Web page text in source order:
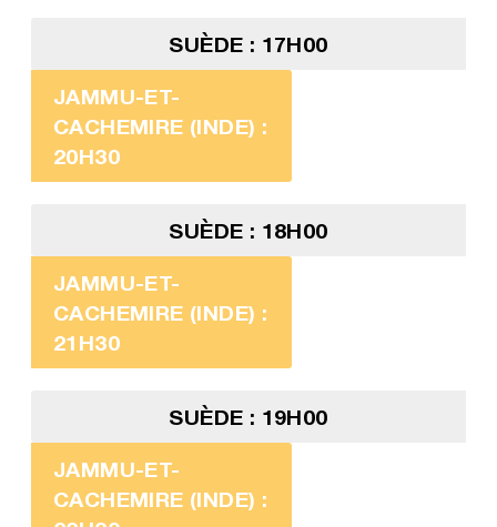
SUÈDE : 17H00
JAMMU-ET-
CACHEMIRE (INDE) :
20H30
SUÈDE : 18H00
JAMMU-ET-
CACHEMIRE (INDE) :
21H30
SUÈDE : 19H00
JAMMU-ET-
CACHEMIRE (INDE) :